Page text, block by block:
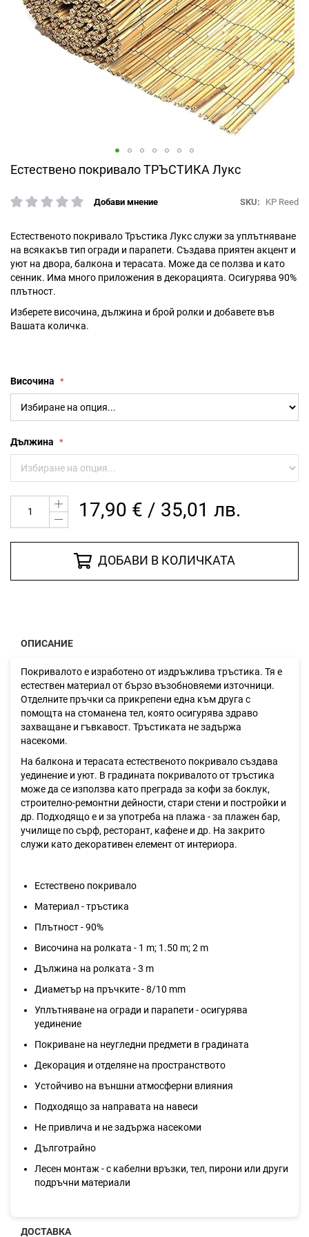
Естествено покривало ТРЪСТИКА Лукс
рейтинг:
Добави мнение SKU KP Reed
Естественото покривало Тръстика Лукс служи за уплътняване
на всякакъв тип огради и парапети. Създава приятен акцент и
уют на двора, балкона и терасата. Може да се ползва и като
сенник. Има много приложения в декорацията. Осигурява 90%
плътност.
Изберете височина, дължина и брой ролки и добавете във
Вашата количка.
Височина
Дължина
17,90 € / 35,01 лв.
ДОБАВИ В КОЛИЧКАТА
Преминете
началото
на
със
снимки
ОПИСАНИЕ
Покривалото е изработено от издръжлива тръстика. Тя е
естествен материал от бързо възобновяеми източници.
Отделните пръчки са прикрепени една към друга с
помощта на стоманена тел, която осигурява здраво
захващане и гъвкавост. Тръстиката не задържа
насекоми.
На балкона и терасата естественото покривало създава
уединение и уют. В градината покривалото от тръстика
може да се използва като преграда за кофи за боклук,
строително-ремонтни дейности, стари стени и постройки и
др. Подходящо е и за употреба на плажа - за плажен бар,
училище по сърф, ресторант, кафене и др. На закрито
служи като декоративен елемент от интериора.
Естествено покривало
Материал - тръстика
Плътност - 90%
Височина на ролката - 1 m; 1.50 m; 2 m
Дължина на ролката - 3 m
Диаметър на пръчките - 8/10 mm
Уплътняване на огради и парапети - осигурява
уединение
Покриване на неугледни предмети в градината
Декорация и отделяне на пространството
Устойчиво на външни атмосферни влияния
Подходящо за направата на навеси
Не привлича и не задържа насекоми
Дълготрайно
Лесен монтаж - с кабелни връзки, тел, пирони или други
подръчни материали
ДОСТАВКА